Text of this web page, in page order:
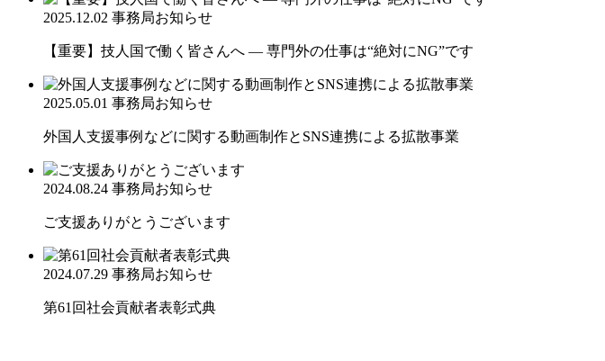
2025.12.02 事務局お知らせ
【重要】技人国で働く皆さんへ ― 専門外の仕事は“絶対にNG”です
2025.05.01 事務局お知らせ
外国人支援事例などに関する動画制作とSNS連携による拡散事業
2024.08.24 事務局お知らせ
ご支援ありがとうございます
2024.07.29 事務局お知らせ
第61回社会貢献者表彰式典